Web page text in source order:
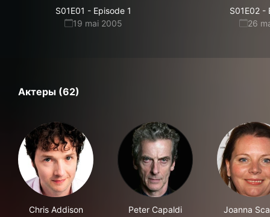
S01E01 - Episode 1
19 mai 2005
S01E02 -
26
Актеры (62)
Chris Addison
Peter Capaldi
Joanna